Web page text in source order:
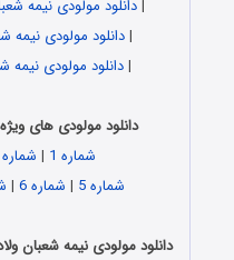
|دانلود مولودی نیمه
|دانلود مولودی نیمه
|دانلود مولودی
دانلود مولودی های
شماره 1
| شماره
شماره 5
| شماره 6 |
دانلود مولودی نیمه شعبان